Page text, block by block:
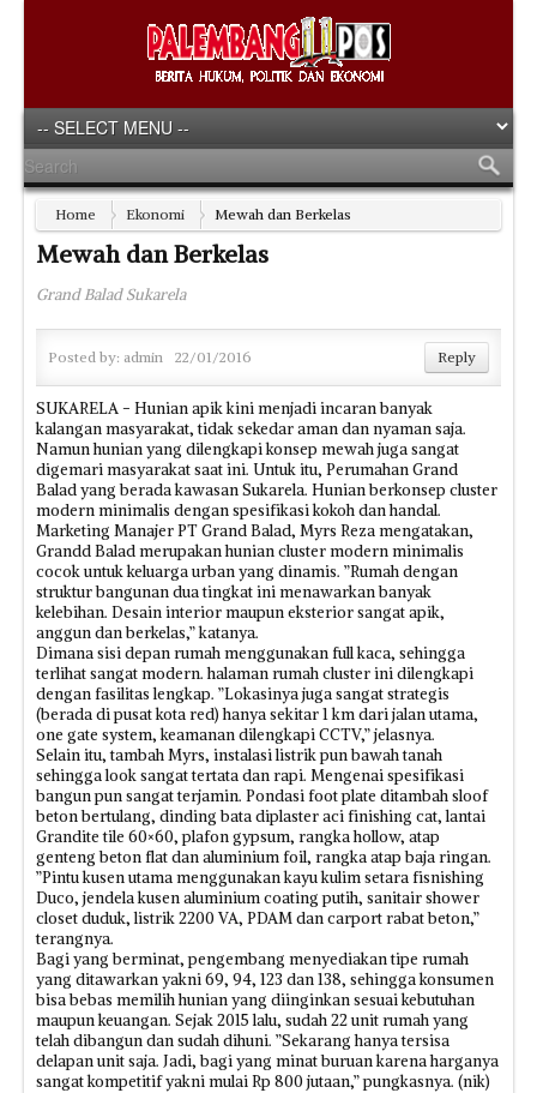
Home Ekonomi Mewah dan Berkelas
Mewah dan Berkelas
Grand Balad Sukarela
Posted by: admin 22/01/2016 Reply
SUKARELA - Hunian apik kini menjadi incaran banyak
kalangan masyarakat, tidak sekedar aman dan nyaman saja.
Namun hunian yang dilengkapi konsep mewah juga sangat
digemari masyarakat saat ini. Untuk itu, Perumahan Grand
Balad yang berada kawasan Sukarela. Hunian berkonsep cluster
modern minimalis dengan spesifikasi kokoh dan handal.
Marketing Manajer PT Grand Balad, Myrs Reza mengatakan,
Grandd Balad merupakan hunian cluster modern minimalis
cocok untuk keluarga urban yang dinamis. ”Rumah dengan
struktur bangunan dua tingkat ini menawarkan banyak
kelebihan. Desain interior maupun eksterior sangat apik,
anggun dan berkelas,” katanya.
Dimana sisi depan rumah menggunakan full kaca, sehingga
terlihat sangat modern. halaman rumah cluster ini dilengkapi
dengan fasilitas lengkap. ”Lokasinya juga sangat strategis
(berada di pusat kota red) hanya sekitar 1 km dari jalan utama,
one gate system, keamanan dilengkapi CCTV,” jelasnya.
Selain itu, tambah Myrs, instalasi listrik pun bawah tanah
sehingga look sangat tertata dan rapi. Mengenai spesifikasi
bangun pun sangat terjamin. Pondasi foot plate ditambah sloof
beton bertulang, dinding bata diplaster aci finishing cat, lantai
Grandite tile 60×60, plafon gypsum, rangka hollow, atap
genteng beton flat dan aluminium foil, rangka atap baja ringan.
”Pintu kusen utama menggunakan kayu kulim setara fisnishing
Duco, jendela kusen aluminium coating putih, sanitair shower
closet duduk, listrik 2200 VA, PDAM dan carport rabat beton,”
terangnya.
Bagi yang berminat, pengembang menyediakan tipe rumah
yang ditawarkan yakni 69, 94, 123 dan 138, sehingga konsumen
bisa bebas memilih hunian yang diinginkan sesuai kebutuhan
maupun keuangan. Sejak 2015 lalu, sudah 22 unit rumah yang
telah dibangun dan sudah dihuni. ”Sekarang hanya tersisa
delapan unit saja. Jadi, bagi yang minat buruan karena harganya
sangat kompetitif yakni mulai Rp 800 jutaan,” pungkasnya. (nik)